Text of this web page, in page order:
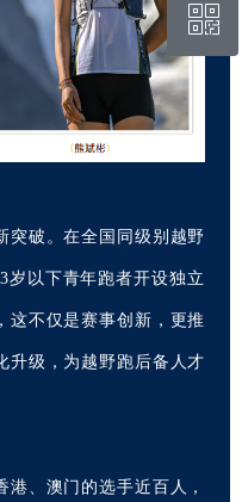
突破。在全国同级别越野
岁以下青年跑者开设独立
这不仅是赛事创新，更推
升级，为越野跑后备人才
、澳门的选手近百人，
400-822-5331
ꀥ
微信二维码